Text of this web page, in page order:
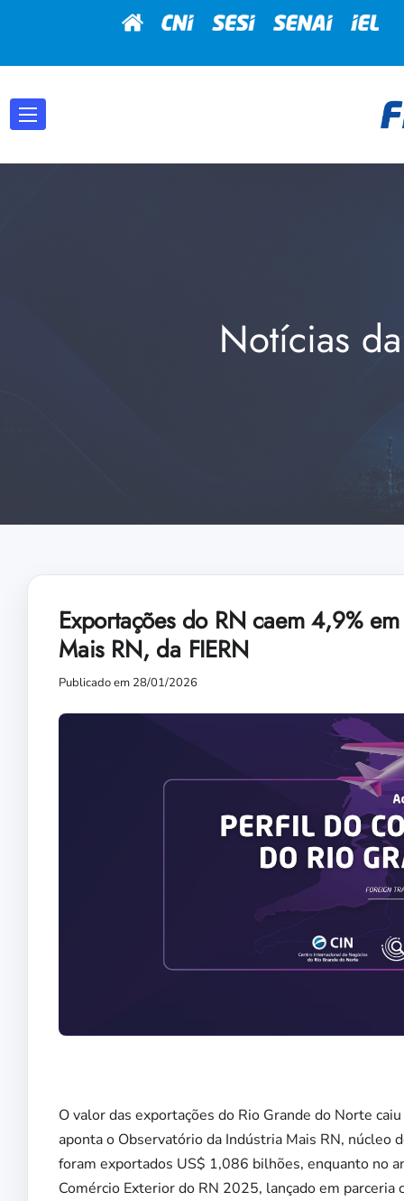
Notícias
Exportações do RN caem 4,9%
Mais RN, da FIERN
Publicado em 28/01/2026
O valor das exportações do Rio Grande do Norte
aponta o Observatório da Indústria Mais RN, núcleo
foram exportados US$ 1,086 bilhões, enquanto no
Comércio Exterior do RN 2025, lançado em